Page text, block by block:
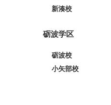
新湊校
砺波学区
砺波校
小矢部校